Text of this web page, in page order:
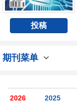
投稿
期刊菜单
2026 2025